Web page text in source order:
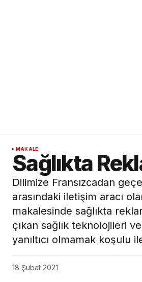
MAKALE
Sağlıkta
Dilimize Fransızcadan
arasındaki iletişim aracı
makalesinde sağlıkta
çıkan sağlık teknolojileri
yanıltıcı olmamak koşulu
18 Şubat 2021